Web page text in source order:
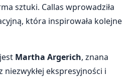
sztuki. Callas wprowadziła
która inspirowała kolejne
Martha Argerich, znana
niezwykłej ekspresyjności i